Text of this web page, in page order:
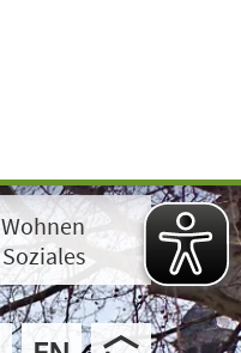
Wohnen
Soziales